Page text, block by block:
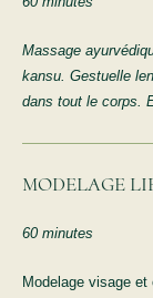
Massage
kansu. Gestuelle
dans tout le corps.
MODELAGE
60 minutes
Modelage visage et